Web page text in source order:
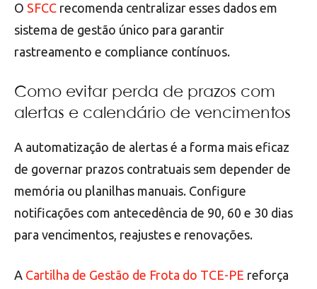
O SFCC recomenda centralizar esses dados em
sistema de gestão único para garantir
rastreamento e compliance contínuos.
Como evitar perda de prazos com
alertas e calendário de vencimentos
A automatização de alertas é a forma mais eficaz
de governar prazos contratuais sem depender de
memória ou planilhas manuais. Configure
notificações com antecedência de 90, 60 e 30 dias
para vencimentos, reajustes e renovações.
A Cartilha de Gestão de Frota do TCE-PE reforça